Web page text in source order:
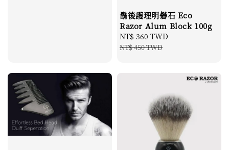
鬍後護理明礬石 Eco
Razor Alum Block 100g
Sale
price
NT$ 360 TWD
NT$ 450 TWD